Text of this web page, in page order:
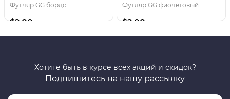
Футляр GG бордо
$2.00
Футляр GG фиолетовый
$2.00
Хотите быть в курсе всех акций и скидок?
Подпишитесь на нашу рассылку